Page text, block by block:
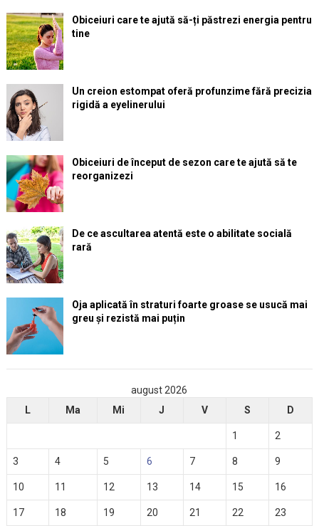
Obiceiuri care te ajută să-ți păstrezi energia pentru
tine
Un creion estompat oferă profunzime fără precizia
rigidă a eyelinerului
Obiceiuri de început de sezon care te ajută să te
reorganizezi
De ce ascultarea atentă este o abilitate socială
rară
Oja aplicată în straturi foarte groase se usucă mai
greu și rezistă mai puțin
august 2026
L
Ma Mi J V S D
1 2
3 4 5 6 7 8 9
10 11 12 13 14 15 16
17 18 19 20 21 22 23